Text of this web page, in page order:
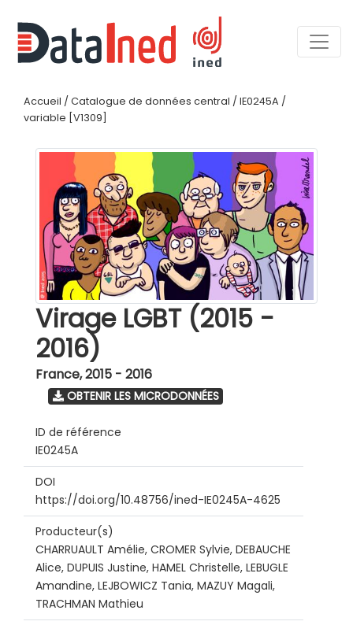
Accueil / Catalogue de données central / IE0245A /
variable [V1309]
Virage LGBT (2015 -
2016)
France,2015 - 2016
OBTENIR LES MICRODONNÉES
ID de référence
IE0245A
DOI
https://doi.org/10.48756/ined-IE0245A-4625
Producteur(s)
CHARRUAULT Amélie, CROMER Sylvie, DEBAUCHE
Alice, DUPUIS Justine, HAMEL Christelle, LEBUGLE
Amandine, LEJBOWICZ Tania, MAZUY Magali,
TRACHMAN Mathieu